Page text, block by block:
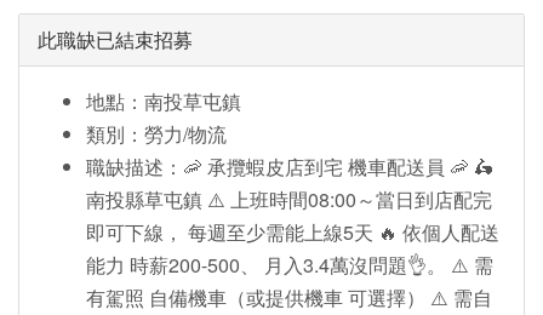
此職缺已結束招募
地點：南投草屯鎮
類別：勞力/物流
職缺描述：🦐 承攬蝦皮店到宅 機車配送員 🦐 🛵
南投縣草屯鎮 ⚠️ 上班時間08:00～當日到店配完
即可下線， 每週至少需能上線5天 🔥 依個人配送
能力 時薪200-500、 月入3.4萬沒問題👌。 ⚠️ 需
有駕照 自備機車（或提供機車 可選擇） ⚠️ 需自